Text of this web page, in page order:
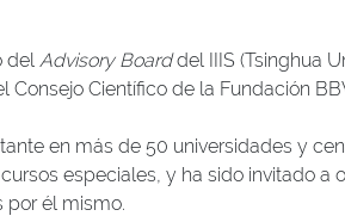
del Advisory Boarddel IIIS (Tsinghua
Consejo Científico de la Fundación
en más de 50 universidades y
especiales, y ha sido invitado a
por él mismo.